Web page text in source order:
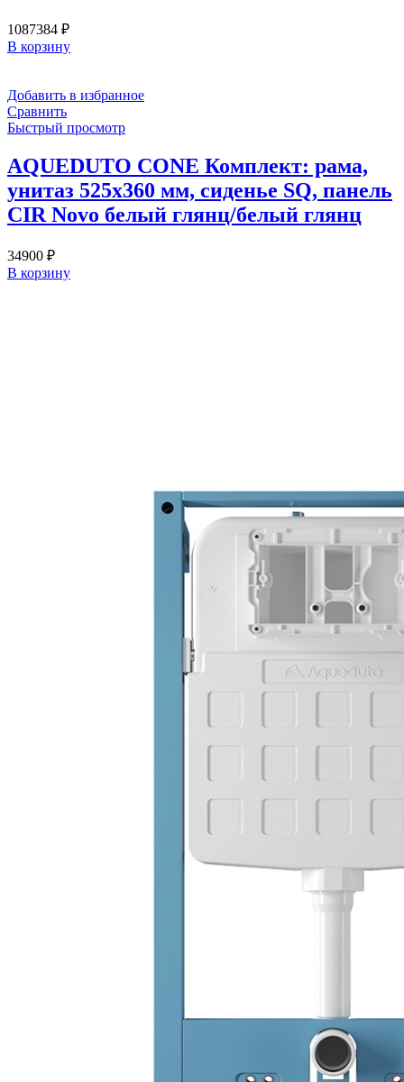
1087384 ₽
В корзину
Добавить в избранное
Сравнить
Быстрый просмотр
AQUEDUTO CONE Комплект: рама,
унитаз 525х360 мм, сиденье SQ, панель
CIR Novo белый глянц/белый глянц
34900 ₽
В корзину